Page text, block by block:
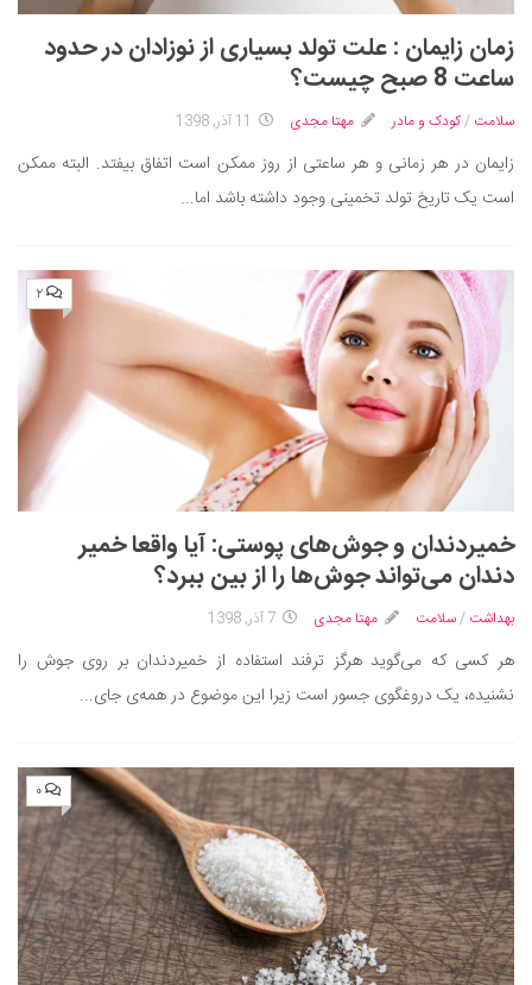
زمان زایمان : علت تولد بسیاری از نوزادان در حدود
ساعت 8 صبح چیست؟
سلامت /کودک و مادر مهتا مجدی 11 آذر, 1398
زایمان در هر زمانی و هر ساعتی از روز ممکن است اتفاق بیفتد. البته ممکن
است یک تاریخ تولد تخمینی وجود داشته باشد اما...
۲
خمیردندان و جوش‌های پوستی: آیا واقعا خمیر
دندان می‌تواند جوش‌ها را از بین ببرد؟
بهداشت /سلامت مهتا مجدی 7 آذر, 1398
هر کسی که می‌گوید هرگز ترفند استفاده از خمیردندان بر روی جوش را
نشنیده، یک دروغگوی جسور است زیرا این موضوع در همه‌ی جای...
۰